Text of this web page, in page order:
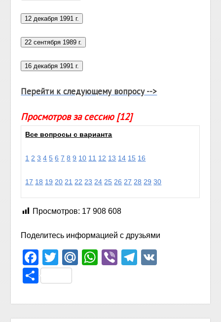
Перейти к следующему вопросу -->
Просмотров за сессию [12]
Все вопросы с варианта
1 2 3 4 5 6 7 8 9 10 11 12 13 14 15 16
17 18 19 20 21 22 23 24 25 26 27 28 29 30
Просмотров: 17 908 608
Поделитесь информацией с друзьями
Facebook
TwitterMail.Ru
WhatsApp
ViberTelegram
Отправить